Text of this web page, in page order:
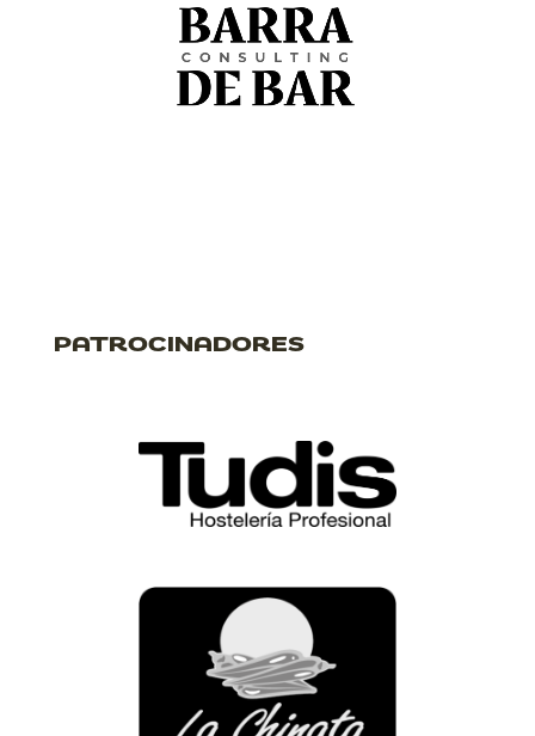
PATROCINADORES